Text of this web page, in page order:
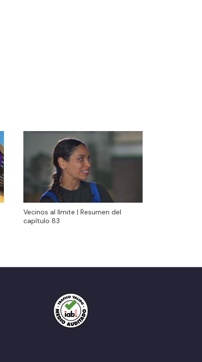
capítulo 83
Vecinos al límite | Resumen del
capítulo 83